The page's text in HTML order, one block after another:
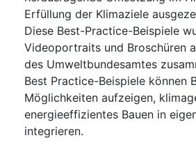
Erfüllung der Klimaziele
Diese Best-Practice-Beispiele
Videoportraits und Broschüren
des Umweltbundesamtes
Best Practice-Beispiele können
Möglichkeiten aufzeigen,
energieeffizientes Bauen in
integrieren.